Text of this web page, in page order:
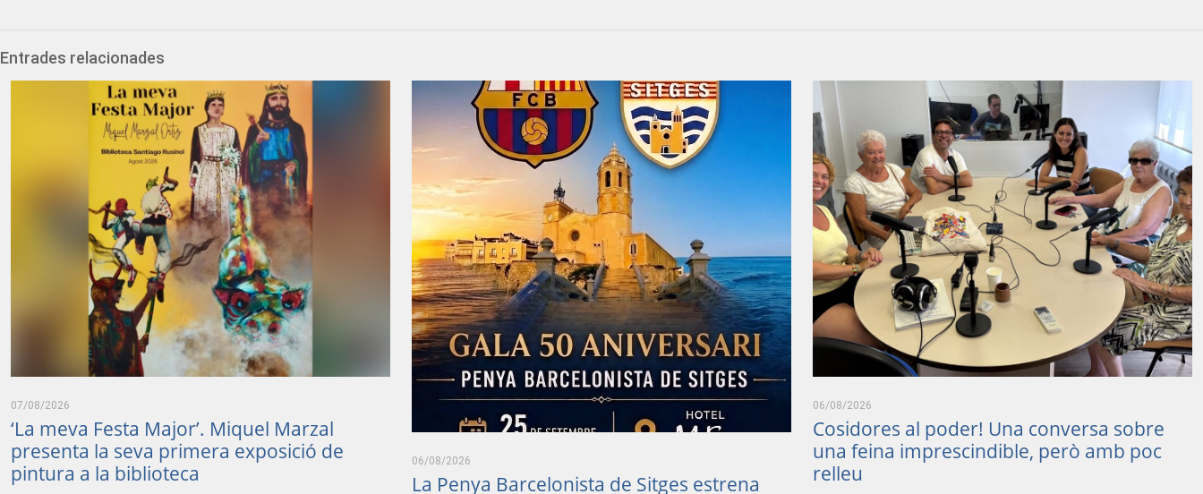
Entrades relacionades
07/08/2026
‘La meva Festa Major’. Miquel Marzal
presenta la seva primera exposició de
pintura a la biblioteca
06/08/2026
La Penya Barcelonista de Sitges estrena
06/08/2026
Cosidores al poder! Una conversa sobre
una feina imprescindible, però amb poc
relleu